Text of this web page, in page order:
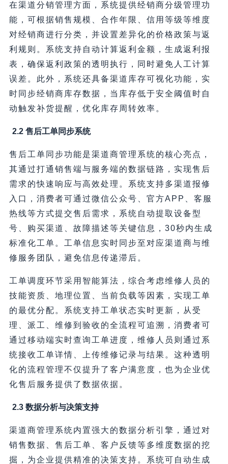
在渠道分销管理方面，系统提供经销商分级管理功
能，可根据销售规模、合作年限、信用等级等维度
对经销商进行分类，并设置差异化的价格政策与返
利规则。系统支持自动计算返利金额，生成返利报
表，确保返利政策的透明执行，同时避免人工计算
误差。此外，系统还具备渠道库存可视化功能，实
时同步经销商库存数据，当库存低于安全阈值时自
动触发补货提醒，优化库存周转效率。
2.2 售后工单同步系统
售后工单同步功能是渠道商管理系统的核心亮点，
其通过打通销售端与服务端的数据链路，实现售后
需求的快速响应与高效处理。系统支持多渠道报修
入口，消费者可通过微信公众号、官方APP、客服
热线等方式提交售后需求，系统自动提取设备型
号、购买渠道、故障描述等关键信息，30秒内生成
标准化工单。工单信息实时同步至对应渠道商与维
修服务团队，避免信息传递滞后。
工单调度环节采用智能算法，综合考虑维修人员的
技能资质、地理位置、当前负载等因素，实现工单
的最优分配。系统支持工单状态实时更新，从受
理、派工、维修到验收的全流程可追溯，消费者可
通过移动端实时查询工单进度，维修人员则通过系
统接收工单详情、上传维修记录与结果。这种透明
化的流程管理不仅提升了客户满意度，也为企业优
化售后服务提供了数据依据。
2.3 数据分析与决策支持
渠道商管理系统内置强大的数据分析引擎，通过对
销售数据、售后工单、客户反馈等多维度数据的挖
掘，为企业提供精准的决策支持。系统可自动生成